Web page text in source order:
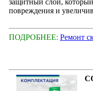
защитный слой,
повреждения и
ПОДРОБНЕЕ: Ремонт